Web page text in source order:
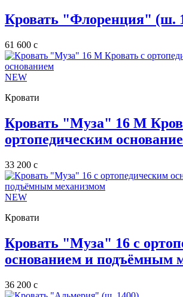
Кровать "Флоренция" (ш.
61 600 c
NEW
Кровати
Кровать "Муза" 16 М
ортопедическим
33 200 c
NEW
Кровати
Кровать "Муза" 16 с
основанием и подъёмным
36 200 c